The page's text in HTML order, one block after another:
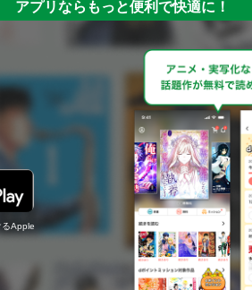
アプリならもっと便利で快適に！
Apple